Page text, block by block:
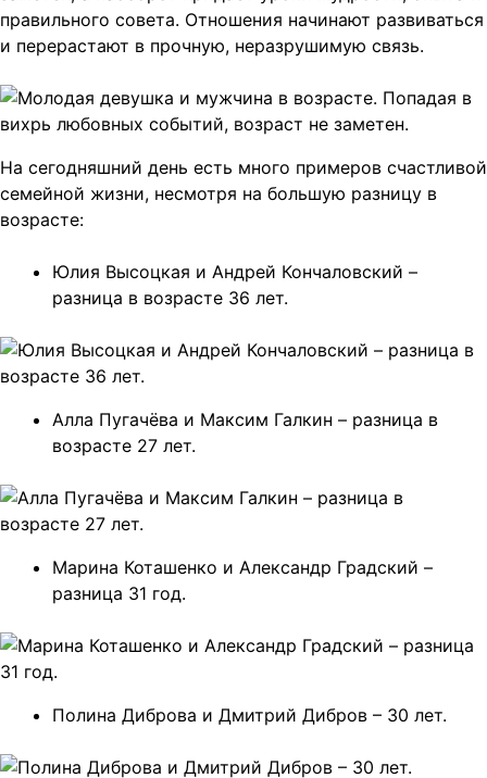
правильного совета. Отношения начинают развиваться
и перерастают в прочную, неразрушимую связь.
На сегодняшний день есть много примеров счастливой
семейной жизни, несмотря на большую разницу в
возрасте:
Юлия Высоцкая и Андрей Кончаловский –
разница в возрасте 36 лет.
Алла Пугачёва и Максим Галкин – разница в
возрасте 27 лет.
Марина Коташенко и Александр Градский –
разница 31 год.
Полина Диброва и Дмитрий Дибров – 30 лет.